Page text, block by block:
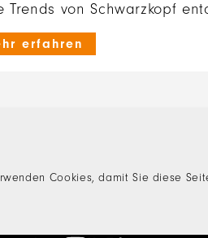
Trends von Schwarzkopf
erfahren
Cookies, damit Sie diese